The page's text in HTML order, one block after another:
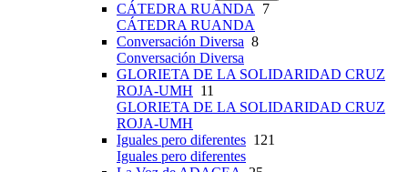
CÁTEDRA RUANDA
7
CÁTEDRA RUANDA
Conversación Diversa 8
Conversación Diversa
GLORIETA DE LA SOLIDARIDAD CRUZ
ROJA-UMH 11
GLORIETA DE LA SOLIDARIDAD CRUZ
ROJA-UMH
Iguales pero diferentes 121
Iguales pero diferentes